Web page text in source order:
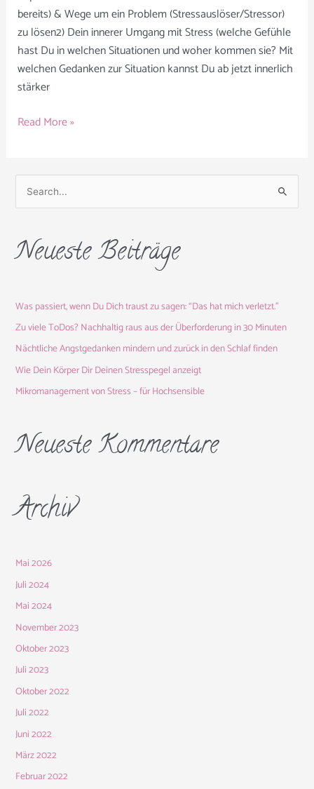
bereits) & Wege um ein Problem (Stressauslöser/Stressor)
zu lösen2) Dein innerer Umgang mit Stress (welche Gefühle
hast Du in welchen Situationen und woher kommen sie? Mit
welchen Gedanken zur Situation kannst Du ab jetzt innerlich
stärker
Read More »
u
h
n
a
c
h
Neueste Beiträge
Was passiert, wenn Du Dich traust zu sagen: “Das hat mich verletzt.”
Zu viele ToDos? Nachhaltig raus aus der Überforderung in 30 Minuten
Nächtliche Angstgedanken mindern und zurück in den Schlaf finden
Wie Dein Körper Dir Deinen Stresspegel anzeigt
Mikromanagement von Stress – für Hochsensible
Neueste Kommentare
Archiv
Mai 2026
Juli 2024
Mai 2024
November 2023
Oktober 2023
Juli 2023
Oktober 2022
Juli 2022
Juni 2022
März 2022
Februar 2022